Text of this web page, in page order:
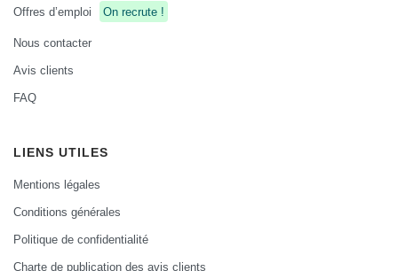
Offres d’emploi
On recrute !
Nous contacter
Avis clients
FAQ
LIENS UTILES
Mentions légales
Conditions générales
Politique de confidentialité
Charte de publication des avis clients